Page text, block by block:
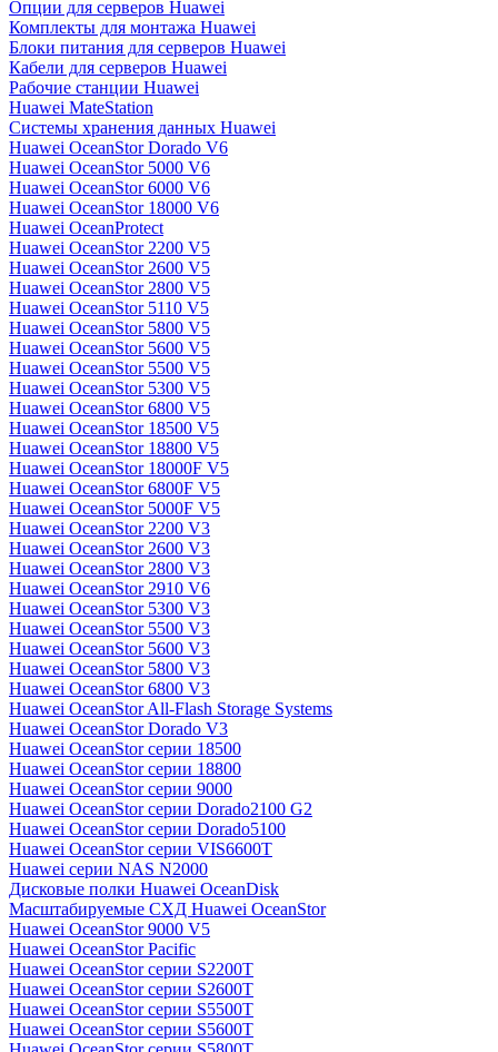
Опции для серверов Huawei
Комплекты для монтажа Huawei
Блоки питания для серверов Huawei
Кабели для серверов Huawei
Рабочие станции Huawei
Huawei MateStation
Системы хранения данных Huawei
Huawei OceanStor Dorado V6
Huawei OceanStor 5000 V6
Huawei OceanStor 6000 V6
Huawei OceanStor 18000 V6
Huawei OceanProtect
Huawei OceanStor 2200 V5
Huawei OceanStor 2600 V5
Huawei OceanStor 2800 V5
Huawei OceanStor 5110 V5
Huawei OceanStor 5800 V5
Huawei OceanStor 5600 V5
Huawei OceanStor 5500 V5
Huawei OceanStor 5300 V5
Huawei OceanStor 6800 V5
Huawei OceanStor 18500 V5
Huawei OceanStor 18800 V5
Huawei OceanStor 18000F V5
Huawei OceanStor 6800F V5
Huawei OceanStor 5000F V5
Huawei OceanStor 2200 V3
Huawei OceanStor 2600 V3
Huawei OceanStor 2800 V3
Huawei OceanStor 2910 V6
Huawei OceanStor 5300 V3
Huawei OceanStor 5500 V3
Huawei OceanStor 5600 V3
Huawei OceanStor 5800 V3
Huawei OceanStor 6800 V3
Huawei OceanStor All-Flash Storage Systems
Huawei OceanStor Dorado V3
Huawei OceanStor серии 18500
Huawei OceanStor серии 18800
Huawei OceanStor серии 9000
Huawei OceanStor серии Dorado2100 G2
Huawei OceanStor серии Dorado5100
Huawei OceanStor серии VIS6600T
Huawei серии NAS N2000
Дисковые полки Huawei OceanDisk
Масштабируемые СХД Huawei OceanStor
Huawei OceanStor 9000 V5
Huawei OceanStor Pacific
Huawei OceanStor серии S2200T
Huawei OceanStor серии S2600T
Huawei OceanStor серии S5500T
Huawei OceanStor серии S5600T